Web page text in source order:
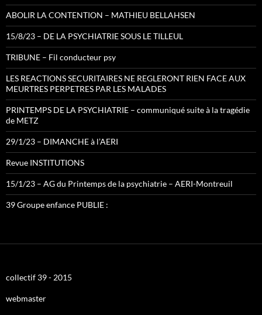
ABOLIR LA CONTENTION – MATHIEU BELLAHSEN
15/8/23 – DE LA PSYCHIATRIE SOUS LE TILLEUL
TRIBUNE – Fil conducteur psy
LES REACTIONS SECURITAIRES NE REGLERONT RIEN FACE AUX
MEURTRES PERPETRES PAR LES MALADES
PRINTEMPS DE LA PSYCHIATRIE – communiqué suite à la tragédie
de METZ
29/1/23 – DIMANCHE à l’AERI
Revue INSTITUTIONS
15/1/23 – AG du Printemps de la psychiatrie – AERI-Montreuil
39 Groupe enfance PUBLIE :
collectif 39 - 2015
webmaster